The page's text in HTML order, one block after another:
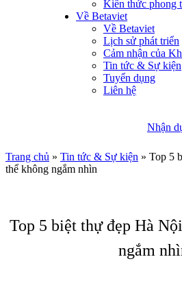
Kiến thức phong
Về Betaviet
Về Betaviet
Lịch sử phát triển
Cảm nhận của
Tin tức & Sự kiện
Tuyển dụng
Liên hệ
Nhận
Trang chủ » Tin tức & Sự kiện » Top 5
thể không ngắm nhìn
Top 5 biệt thự đẹp Hà
ngắm